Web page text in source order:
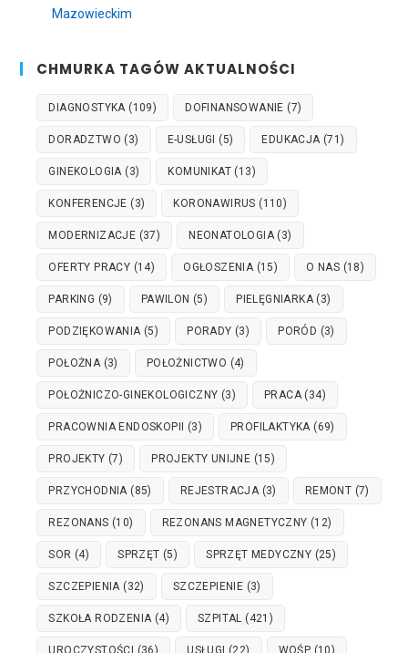
Mazowieckim
CHMURKA TAGÓW AKTUALNOŚCI
DIAGNOSTYKA(109) DOFINANSOWANIE (7)
DORADZTWO (3) E-USŁUGI (5) EDUKACJA(71)
GINEKOLOGIA(3) KOMUNIKAT (13)
KONFERENCJE (3) KORONAWIRUS (110)
MODERNIZACJE (37) NEONATOLOGIA(3)
OFERTY PRACY (14) OGŁOSZENIA(15) O NAS (18)
PARKING (9) PAWILON (5) PIELĘGNIARKA(3)
PODZIĘKOWANIA(5) PORADY (3) PORÓD (3)
POŁOŻNA(3) POŁOŻNICTWO (4)
POŁOŻNICZO-GINEKOLOGICZNY (3) PRACA(34)
PRACOWNIA ENDOSKOPII (3) PROFILAKTYKA(69)
PROJEKTY (7) PROJEKTY UNIJNE (15)
PRZYCHODNIA(85) REJESTRACJA(3) REMONT (7)
REZONANS (10) REZONANS MAGNETYCZNY (12)
SOR (4) SPRZĘT (5) SPRZĘT MEDYCZNY (25)
SZCZEPIENIA(32) SZCZEPIENIE (3)
SZKOŁA RODZENIA(4) SZPITAL (421)